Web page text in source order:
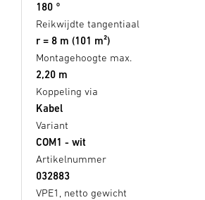
180 °
Reikwijdte tangentiaal
r = 8 m (101 m²)
Montagehoogte max.
2,20 m
Koppeling via
Kabel
Variant
COM1 - wit
Artikelnummer
032883
VPE1, netto gewicht